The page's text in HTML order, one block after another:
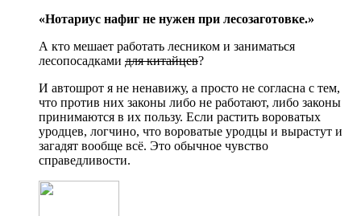
«Нотариус нафиг не нужен при лесозаготовке.»
А кто мешает работать лесником и заниматься
лесопосадками для китайцев?
И автошрот я не ненавижу, а просто не согласна с тем,
что против них законы либо не работают, либо законы
принимаются в их пользу. Если растить вороватых
уродцев, логчино, что вороватые уродцы и вырастут и
загадят вообще всё. Это обычное чувство
справедливости.